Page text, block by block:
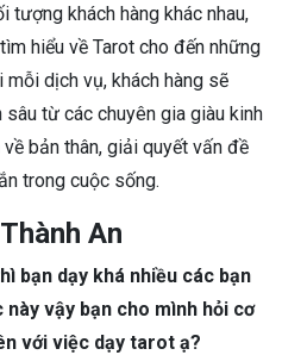
tượng khách hàng khác nhau,
hiểu về Tarot cho đến những
dịch vụ, khách hàng sẽ
từ các chuyên gia giàu kinh
bản thân, giải quyết vấn đề
trong cuộc sống.
An
bạn dạy khá nhiều các bạn
vậy bạn cho mình hỏi cơ
với việc dạy tarot ạ?